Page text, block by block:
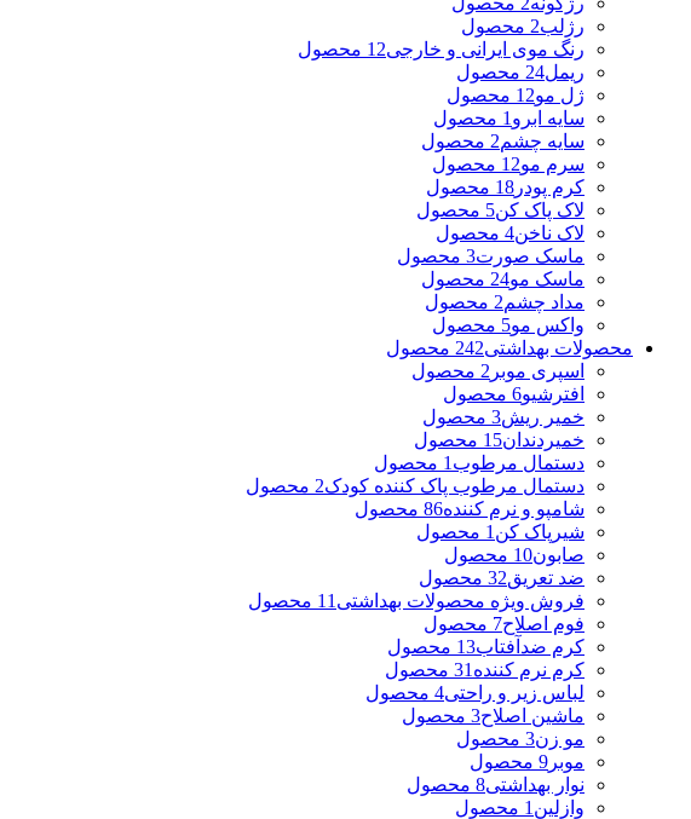
رژلب2 محصول
رنگ موی ایرانی و خارجی12 محصول
ریمل24 محصول
ژل مو12 محصول
سایه ابرو 1 محصول
سایه چشم2 محصول
سرم مو12 محصول
کرم پودر 18 محصول
لاک پاک کن5 محصول
لاک ناخن4 محصول
ماسک صورت3 محصول
ماسک مو24 محصول
مداد چشم2 محصول
واکس مو5 محصول
محصولات بهداشتی242 محصول
اسپری موبر 2 محصول
افترشیو6 محصول
خمیر ریش3 محصول
خمیردندان15 محصول
دستمال مرطوب 1 محصول
دستمال مرطوب پاک کننده کودک2 محصول
شامپو و نرم کننده86 محصول
شیرپاک کن 1 محصول
صابون10 محصول
ضد تعریق32 محصول
فروش ویژه محصولات بهداشتی 11 محصول
فوم اصلاح7 محصول
کرم ضدآفتاب13 محصول
کرم نرم کننده 31 محصول
لباس زیر و راحتی4 محصول
ماشین اصلاح3 محصول
مو زن3 محصول
موبر 9 محصول
نوار بهداشتی8 محصول
وازلین 1 محصول